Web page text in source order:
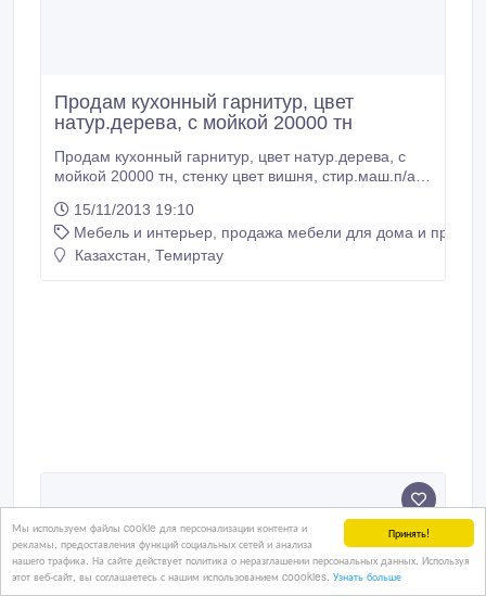
Принять!
Мы используем файлы cookie для персонализации контента и
рекламы, предоставления функций социальных сетей и анализа
нашего трафика. На сайте действует политика о неразглашении персональных данных. Используя
этот веб-сайт, вы соглашаетесь с нашим использованием coookies. Узнать больше
Продам кухонный гарнитур, цвет
натур.дерева, с мойкой 20000 тн
Продам кухонный гарнитур, цвет натур.дерева, с
мойкой 20000 тн, стенку цвет вишня, стир.маш.п/а
15/11/2013 19:10
Мебель и интерьер, продажа мебели для дома и
Казахстан, Темиртау